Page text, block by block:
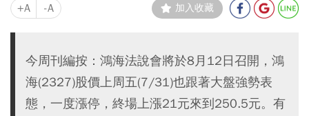
+A -A 加入收藏
今周刊編按：鴻海法說會將於8月12日召開，鴻
海(2327)股價上周五(7/31)也跟著大盤強勢表
態，一度漲停，終場上漲21元來到250.5元。有